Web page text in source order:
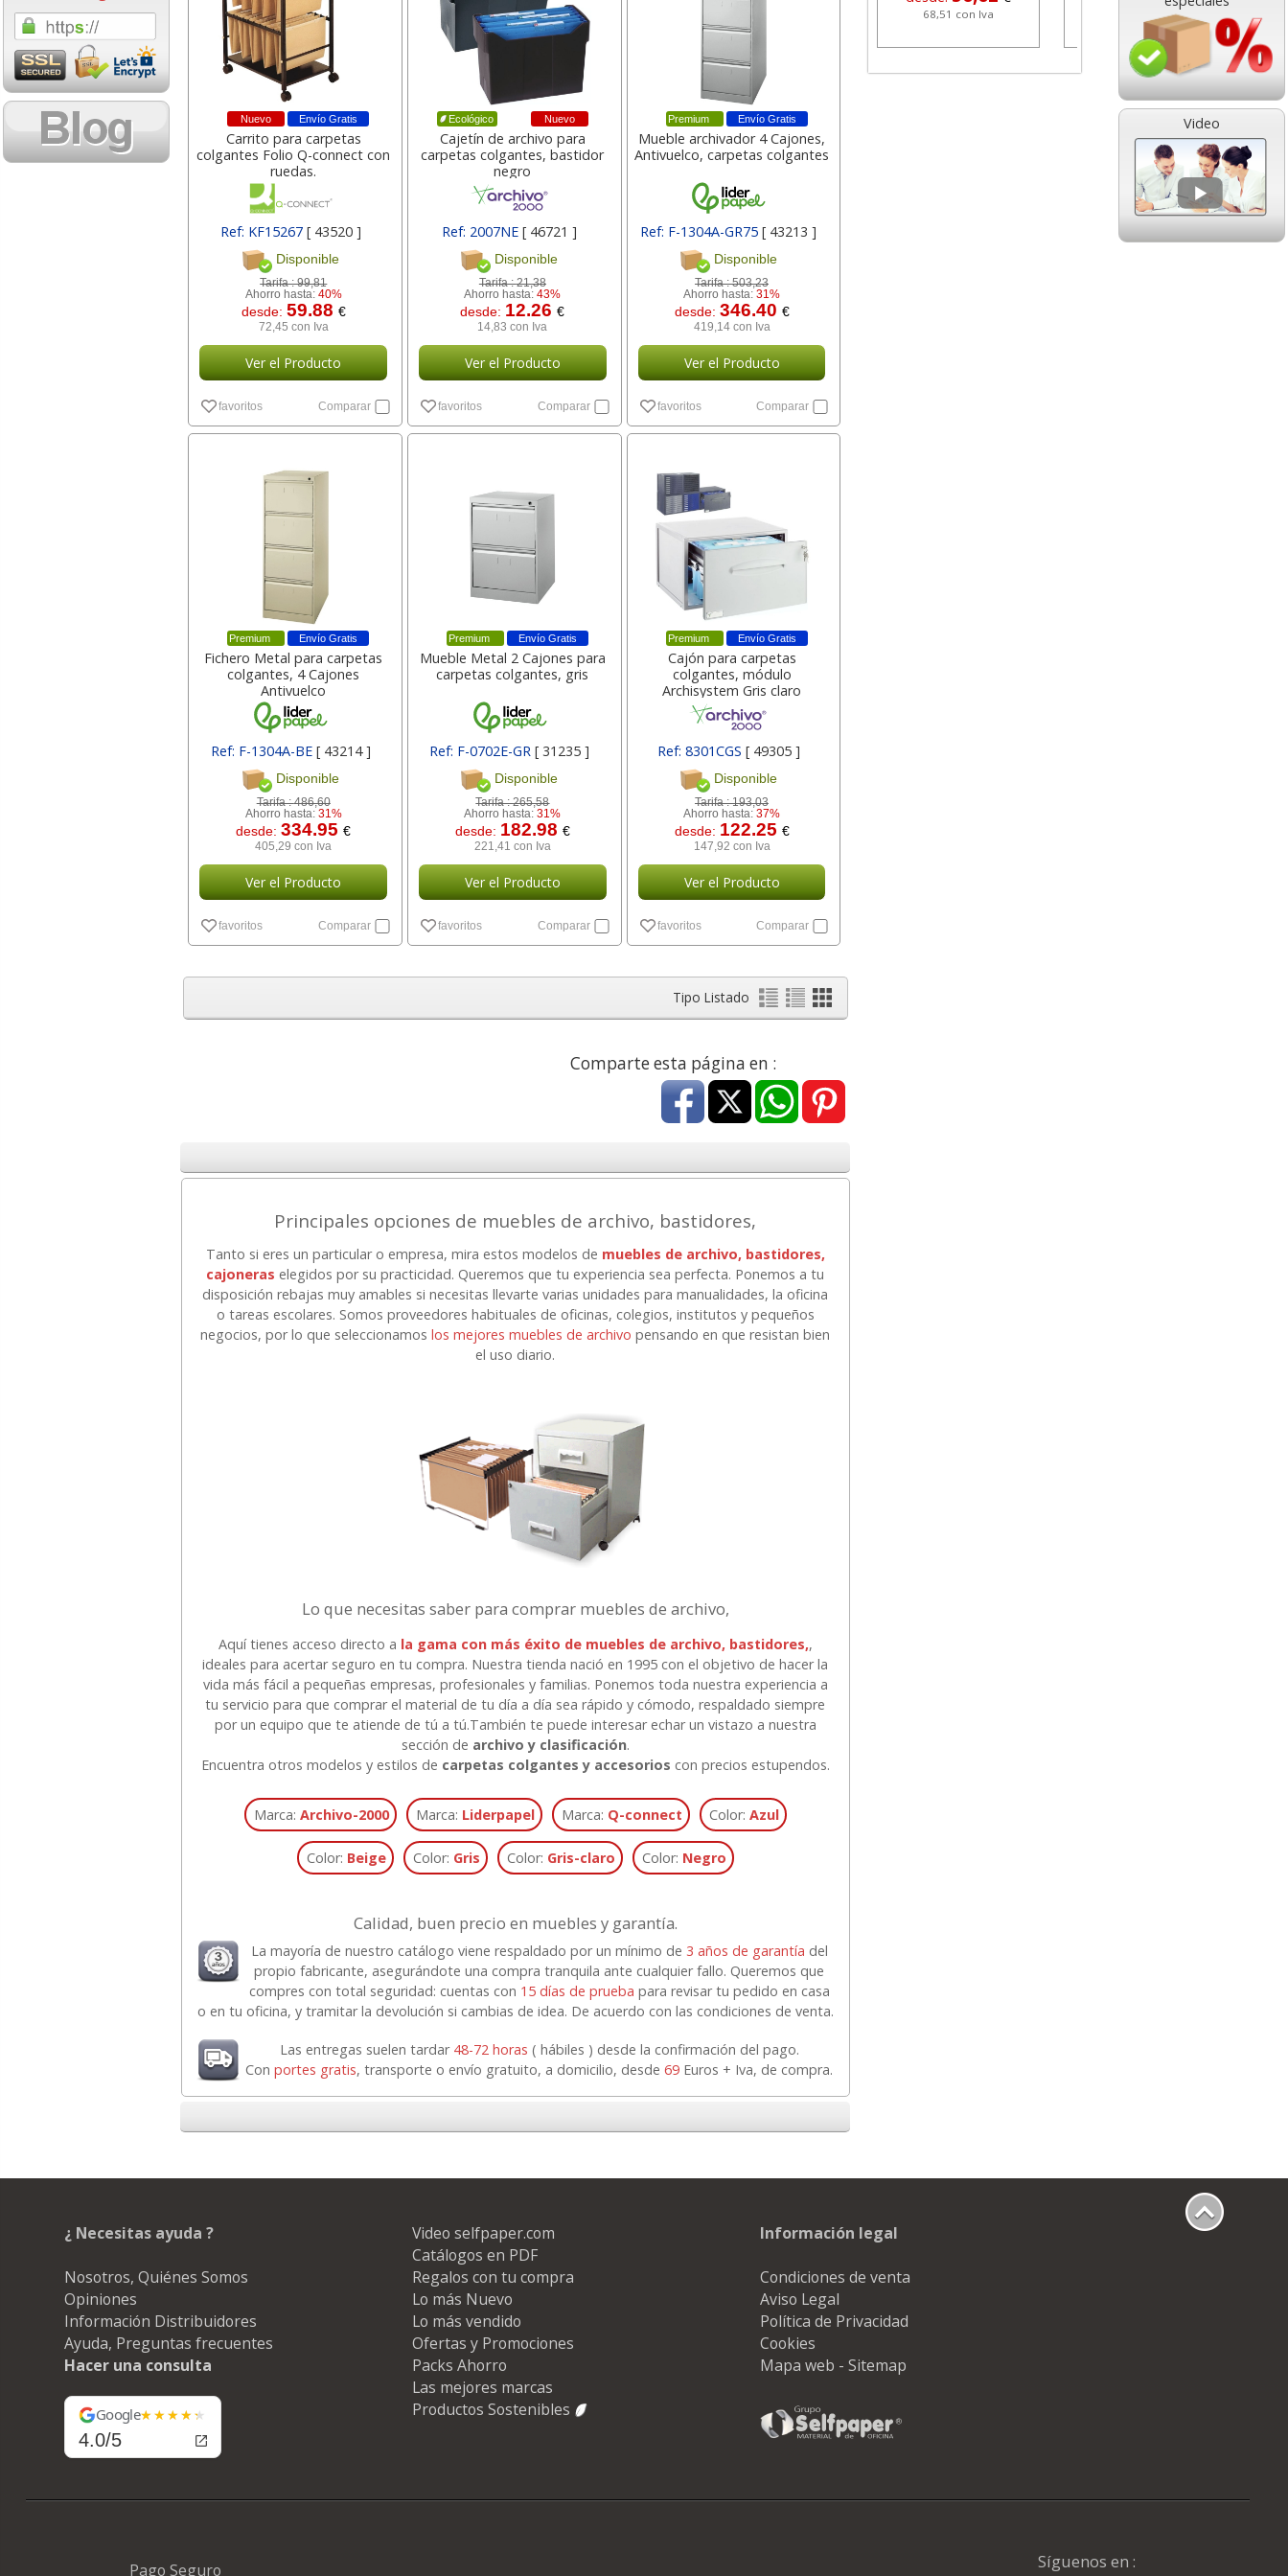
Video
Envío Gratis
Nuevo
Carrito para carpetas
colgantes Folio Q-connect con
ruedas.
Ref: KF15267 [ 43520 ]
Disponible
Tarifa :99,81
Ahorro hasta: 40%
desde: 59.88 €
72,45 con Iva
Ver el Producto
favoritos Comparar
Ecológico Nuevo
Cajetín de archivo para
carpetas colgantes, bastidor
negro
Ref: 2007NE[ 46721 ]
Disponible
Tarifa :21,38
Ahorro hasta:43%
desde: 12.26€
14,83 con Iva
Ver el Producto
favoritos Comparar
Envío Gratis
Premium
Mueble archivador 4 Cajones,
Antivuelco, carpetas colgantes
Ref: F-1304A-GR75[ 43213 ]
Disponible
Tarifa :503,23
Ahorro hasta: 31%
desde: 346.40 €
419,14 con Iva
Ver el Producto
favoritos Comparar
Envío Gratis
Premium
Fichero Metal para carpetas
colgantes, 4 Cajones
Antivuelco
Ref: F-1304A-BE [ 43214 ]
Disponible
Tarifa :486,60
Ahorro hasta: 31%
desde:334.95€
405,29 con Iva
Ver el Producto
favoritos Comparar
Envío Gratis
Premium
Mueble Metal 2 Cajones para
carpetas colgantes, gris
Ref: F-0702E-GR[ 31235 ]
Disponible
Tarifa :265,58
Ahorro hasta:31%
desde: 182.98 €
221,41 con Iva
Ver el Producto
favoritos Comparar
Envío Gratis
Premium
Cajón para carpetas
colgantes, módulo
Archisystem Gris claro
Ref: 8301CGS [ 49305 ]
Disponible
Tarifa :193,03
Ahorro hasta: 37%
desde: 122.25 €
147,92 con Iva
Ver el Producto
favoritos Comparar
Tipo Listado
Comparte esta página en :
Principales opciones de muebles de archivo, bastidores,
Tanto si eres un particular o empresa, mira estos modelos de muebles de archivo, bastidores,
cajoneras elegidos por su practicidad. Queremos que tu experiencia sea perfecta. Ponemos a tu
disposición rebajas muy amables si necesitas llevarte varias unidades para manualidades, la oficina
o tareas escolares. Somos proveedores habituales de oficinas, colegios, institutos y pequeños
negocios, por lo que seleccionamoslos mejores muebles de archivo pensando en que resistan bien
el uso diario.
Lo que necesitas saber para comprar muebles de archivo,
Aquí tienes acceso directo a la gama con más éxito de muebles de archivo, bastidores,,
ideales para acertar seguro en tu compra. Nuestra tienda nació en 1995 con el objetivo de hacer la
vida más fácil a pequeñas empresas, profesionales y familias. Ponemos toda nuestra experiencia a
tu servicio para que comprar el material de tu día a día sea rápido y cómodo, respaldado siempre
por un equipo que te atiende de tú a tú.También te puede interesar echar un vistazo a nuestra
sección de archivo y clasificación.
Encuentra otros modelos y estilos de carpetas colgantes y accesorios con precios estupendos.
Marca: Archivo-2000 Marca: Liderpapel Marca: Q-connect Color: Azul
Color: Beige Color: Gris Color: Gris-claro Color: Negro
Calidad, buen precio en muebles y garantía.
La mayoría de nuestro catálogo viene respaldado por un mínimo de 3 años de garantía del
propio fabricante, asegurándote una compra tranquila ante cualquier fallo. Queremos que
compres con total seguridad: cuentas con 15 días de prueba para revisar tu pedido en casa
o en tu oficina, y tramitar la devolución si cambias de idea. De acuerdo con las condiciones de venta.
Las entregas suelen tardar 48-72 horas ( hábiles ) desde la confirmación del pago.
Conportes gratis, transporte o envío gratuito, a domicilio, desde69 Euros + Iva, de compra.
1,08 con Iva 17,99 con Iva 45,82 con Iva 68,51 con Iva 1,08 con Iva
Cartucho HP 304 - 302
€
17,99 con Iva
Cartucho HP 304XL -
302XL Tricolor alta
45,82 con Iva
HP 950XL - Cartucho
para Officejet Pro 8600
desde:
68,51 con Iva
Goma de borrar
moldeable maleable
para carboncillo o
grafito
desde:0,89
1,08 con Iva
Negro, original
¿ Necesitas ayuda ?
Nosotros, Quiénes Somos
Opiniones
Información Distribuidores
Ayuda, Preguntas frecuentes
Hacer una consulta
Google
4.0/5
Video selfpaper.com
Catálogos en PDF
Regalos con tu compra
Lo más Nuevo
Lo más vendido
Ofertas y Promociones
Packs Ahorro
Las mejores marcas
Productos Sostenibles
Información legal
Condiciones de venta
Aviso Legal
Política de Privacidad
Cookies
Mapa web - Sitemap
Síguenos en :
Pago Seguro